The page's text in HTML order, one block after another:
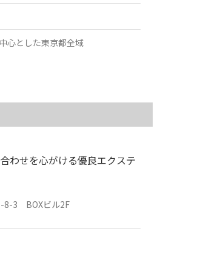
心とした東京都全域
わせを心がける優良エクステ
8-3 BOXビル2F